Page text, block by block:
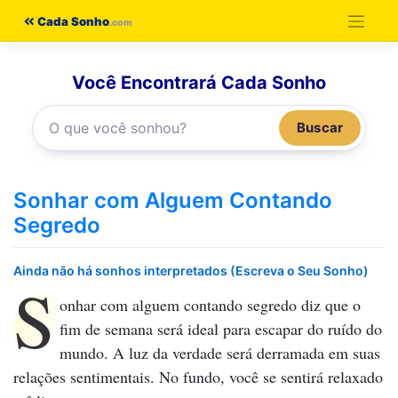
Cada Sonho
Você Encontrará Cada Sonho
Buscar
Sonhar com Alguem Contando
Segredo
Ainda não há sonhos interpretados (Escreva o Seu Sonho)
S onhar com alguem contando segredo diz que o
fim de semana será ideal para escapar do ruído do
mundo. A luz da verdade será derramada em suas
relações sentimentais. No fundo, você se sentirá relaxado